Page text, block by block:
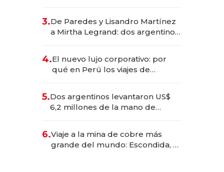
las marcas "fast premium"
3.De Paredes y Lisandro Martínez
a Mirtha Legrand: dos argentinos
4.El nuevo lujo corporativo: por
qué en Perú los viajes de
para convertirse en experiencias
transformadoras
5.Dos argentinos levantaron US$
6,2 millones de la mano de
6.Viaje a la mina de cobre más
grande del mundo: Escondida, el